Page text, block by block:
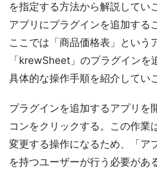
を指定する方法から解説してい
アプリにプラグインを追加する
ここでは「商品価格表」という
「krewSheet」のプラグインを
具体的な操作手順を紹介してい
プラグインを追加するアプリを
コンをクリックする。この作業
変更する操作になるため、「ア
を持つユーザーが行う必要があ